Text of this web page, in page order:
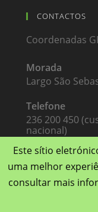
CONTACTOS
Coordenadas
Morada
Largo São
Telefone
236 200 450
nacional)
Email
Este sítio
uma melhor
consultar mais